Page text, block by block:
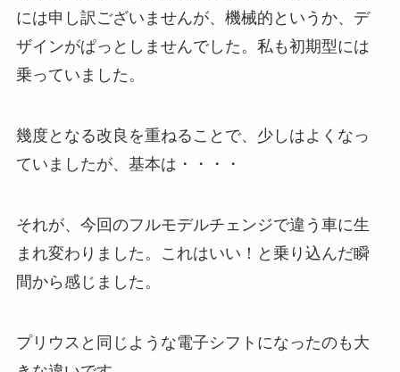
には申し訳ございませんが、機械的というか、デ
ザインがぱっとしませんでした。私も初期型には
乗っていました。
幾度となる改良を重ねることで、少しはよくなっ
ていましたが、基本は・・・・
それが、今回のフルモデルチェンジで違う車に生
まれ変わりました。これはいい！と乗り込んだ瞬
間から感じました。
プリウスと同じような電子シフトになったのも大